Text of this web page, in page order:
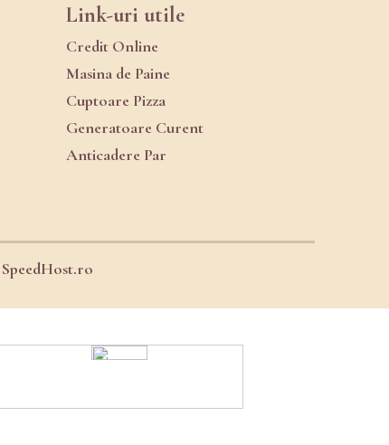
Link-uri utile
Credit Online
Masina de Paine
Cuptoare Pizza
Generatoare Curent
Anticadere Par
SpeedHost.ro